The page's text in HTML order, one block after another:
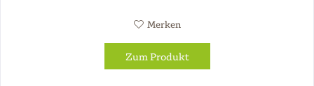
Merken
Zum Produkt